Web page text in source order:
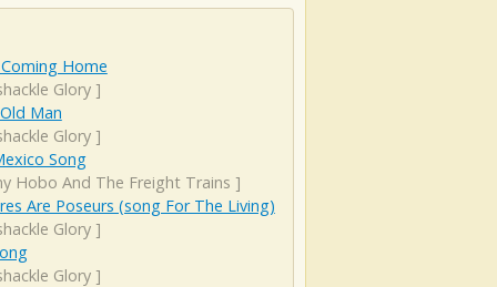
Home
Glory]
Man
Glory]
Song
Hobo And The Freight Trains ]
Are Poseurs (song For The Living)
Glory]
Glory]